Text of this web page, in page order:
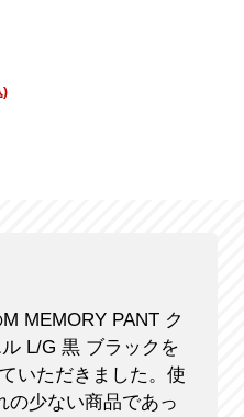
)
MEMORY PANT ク
L/G 黒 ブラックを
いただきました。使
の少ない商品であっ